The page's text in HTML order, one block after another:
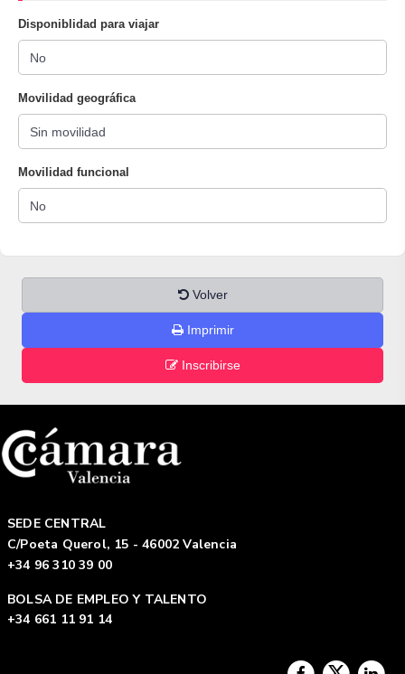
Disponiblidad para viajar
Movilidad geográfica
Movilidad funcional
Volver
Imprimir
Inscribirse
SEDE CENTRAL
C/Poeta Querol, 15 - 46002 Valencia
+34 96 310 39 00
BOLSA DE EMPLEO Y TALENTO
+34 661 11 91 14